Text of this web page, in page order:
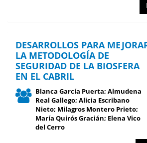
DESARROLLOS PARA
LA METODOLOGÍA DE
SEGURIDAD DE LA BIOSFERA
EN EL CABRIL
Blanca García Puerta; Almudena
Real Gallego; Alicia Escribano
Nieto; Milagros Montero Prieto;
María Quirós Gracián; Elena Vico
del Cerro